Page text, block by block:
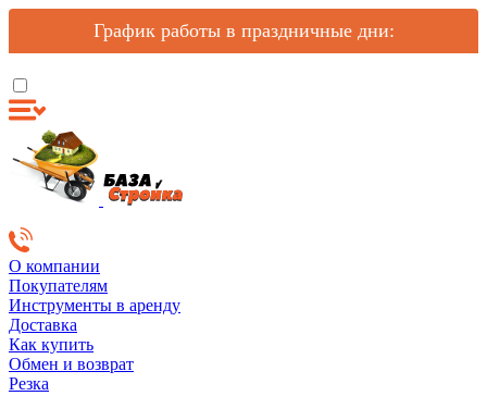
График работы в праздничные дни:
О компании
Покупателям
Инструменты в аренду
Доставка
Как купить
Обмен и возврат
Резка